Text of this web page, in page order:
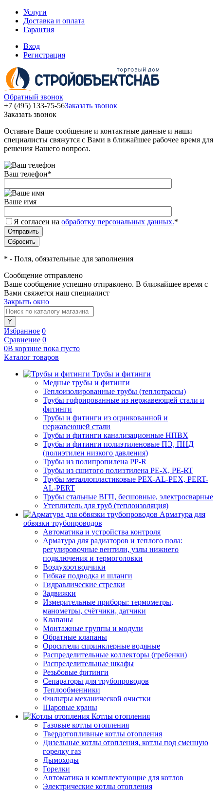
Услуги
Доставка и оплата
Гарантия
Вход
Регистрация
Обратный звонок
+7 (495) 133-75-56Заказать звонок
Заказать звонок
Оставьте Ваше сообщение и контактные данные и наши
специалисты свяжутся с Вами в ближайшее рабочее время для
решения Вашего вопроса.
Ваш телефон*
Ваше имя
Я согласен на обработку персональных данных.*
* - Поля, обязательные для заполнения
Сообщение отправлено
Ваше сообщение успешно отправлено. В ближайшее время с
Вами свяжется наш специалист
Закрыть окно
Избранное 0
Сравнение 0
0В корзине пока пусто
Каталог товаров
Трубы и фитинги
Медные трубы и фитинги
Теплоизолированные трубы (теплотрассы)
Трубы гофрированные из нержавеющей стали и
фитинги
Трубы и фитинги из оцинкованной и
нержавеющей стали
Трубы и фитинги канализационные НПВХ
Трубы и фитинги полиэтиленовые ПЭ, ПНД
(полиэтилен низкого давления)
Трубы из полипропилена PP-R
Трубы из сшитого полиэтилена PE-X, PE-RT
Трубы металлопластиковые PEX-AL-PEX, PERT-
AL-PERT
Трубы стальные ВГП, бесшовные, электросварные
Утеплитель для труб (теплоизоляция)
Арматура для
обвязки трубопроводов
Автоматика и устройства контроля
Арматура для радиаторов и теплого пола:
регулировочные вентили, узлы нижнего
подключения и термоголовки
Воздухоотводчики
Гибкая подводка и шланги
Гидравлические стрелки
Задвижки
Измерительные приборы: термометры,
манометры, счётчики, датчики
Клапаны
Монтажные группы и модули
Обратные клапаны
Оросители спринклерные водяные
Распределительные коллекторы (гребенки)
Распределительные шкафы
Резьбовые фитинги
Сепараторы для трубопроводов
Теплообменники
Фильтры механической очистки
Шаровые краны
Котлы отопления
Газовые котлы отопления
Твердотопливные котлы отопления
Дизельные котлы отопления, котлы под сменную
горелку газ
Дымоходы
Горелки
Автоматика и комплектующие для котлов
Электрические котлы отопления